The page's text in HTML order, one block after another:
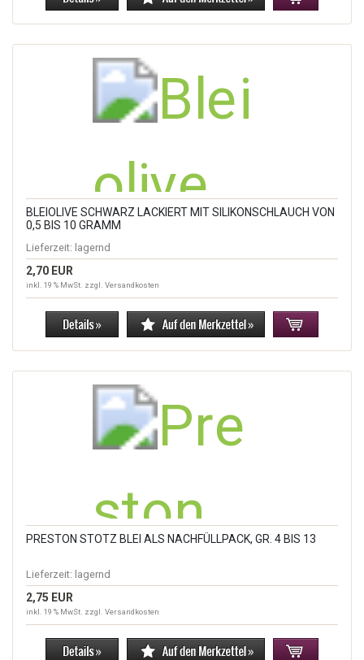
BLEIOLIVE SCHWARZ LACKIERT MIT SILIKONSCHLAUCH VON
0,5 BIS 10 GRAMM
Lieferzeit: lagernd
2,70 EUR
inkl. 19 % MwSt. zzgl. Versandkosten
PRESTON STOTZ BLEI ALS NACHFÜLLPACK, GR. 4 BIS 13
Lieferzeit: lagernd
2,75 EUR
inkl. 19 % MwSt. zzgl. Versandkosten